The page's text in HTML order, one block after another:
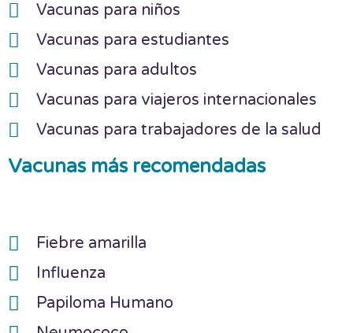
Vacunas para niños
Vacunas para estudiantes
Vacunas para adultos
Vacunas para viajeros internacionales
Vacunas para trabajadores de la salud
Vacunas más recomendadas
Fiebre amarilla
Influenza
Papiloma Humano